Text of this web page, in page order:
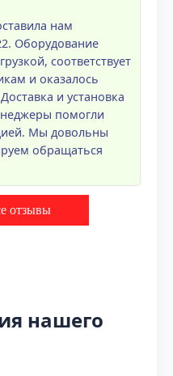
нам
Оборудование
соответствует
и оказалось
и установка
помогли
Мы довольны
обращаться
отзывы
нашего